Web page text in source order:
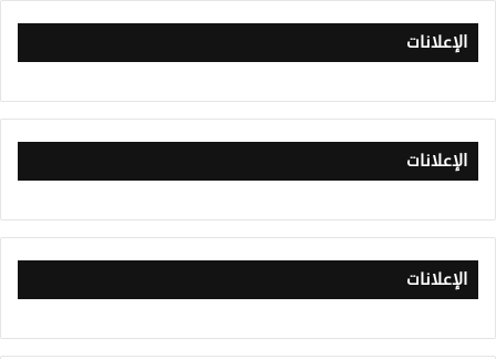
الإعلانات
الإعلانات
الإعلانات